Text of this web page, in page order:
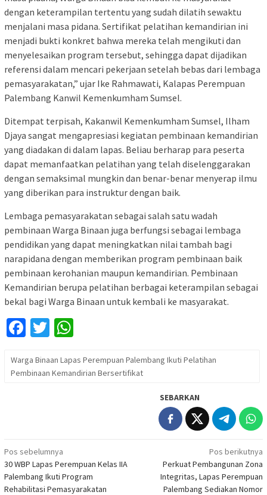
dengan keterampilan tertentu yang sudah dilatih sewaktu
menjalani masa pidana. Sertifikat pelatihan kemandirian ini
menjadi bukti konkret bahwa mereka telah mengikuti dan
menyelesaikan program tersebut, sehingga dapat dijadikan
referensi dalam mencari pekerjaan setelah bebas dari lembaga
pemasyarakatan,” ujar Ike Rahmawati, Kalapas Perempuan
Palembang Kanwil Kemenkumham Sumsel.
Ditempat terpisah, Kakanwil Kemenkumham Sumsel, Ilham
Djaya sangat mengapresiasi kegiatan pembinaan kemandirian
yang diadakan di dalam lapas. Beliau berharap para peserta
dapat memanfaatkan pelatihan yang telah diselenggarakan
dengan semaksimal mungkin dan benar-benar menyerap ilmu
yang diberikan para instruktur dengan baik.
Lembaga pemasyarakatan sebagai salah satu wadah
pembinaan Warga Binaan juga berfungsi sebagai lembaga
pendidikan yang dapat meningkatkan nilai tambah bagi
narapidana dengan memberikan program pembinaan baik
pembinaan kerohanian maupun kemandirian. Pembinaan
Kemandirian berupa pelatihan berbagai keterampilan sebagai
bekal bagi Warga Binaan untuk kembali ke masyarakat.
Facebook
Twitter
Warga Binaan Lapas Perempuan Palembang Ikuti Pelatihan
Pembinaan Kemandirian Bersertifikat
SEBARKAN
Navigasi
pos
Pos sebelumnya
30 WBP Lapas Perempuan Kelas IIA
Palembang Ikuti Program
Rehabilitasi Pemasyarakatan
Pos berikutnya
Perkuat Pembangunan Zona
Integritas, Lapas Perempuan
Palembang Sediakan Nomor